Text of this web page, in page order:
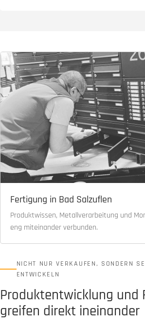
Fertigung in Bad Salzuflen
Produktwissen, Metallverarbeitung und
eng miteinander verbunden.
NICHT NUR VERKAUFEN, SONDERN
ENTWICKELN
Produktentwicklung und
greifen direkt ineinander